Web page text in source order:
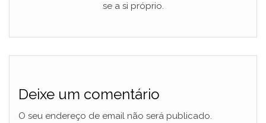
se a si próprio.
Deixe um comentário
O seu endereço de email não será publicado.